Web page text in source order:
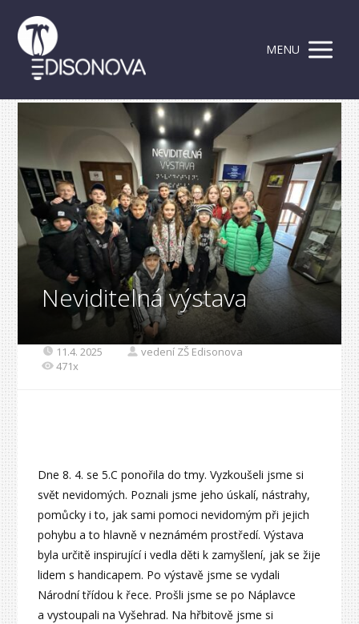
MENU
Neviditelná výstava
11.4. 2025
vedení ZŠ Edisonova
471x
Dne 8. 4. se 5.C ponořila do tmy. Vyzkoušeli jsme si
svět nevidomých. Poznali jsme jeho úskalí, nástrahy,
pomůcky i to, jak sami pomoci nevidomým při jejich
pohybu a to hlavně v neznámém prostředí. Výstava
byla určitě inspirující i vedla děti k zamyšlení, jak se žije
lidem s handicapem. Po výstavě jsme se vydali
Národní třídou k řece. Prošli jsme se po Náplavce
a vystoupali na Vyšehrad. Na hřbitově jsme si